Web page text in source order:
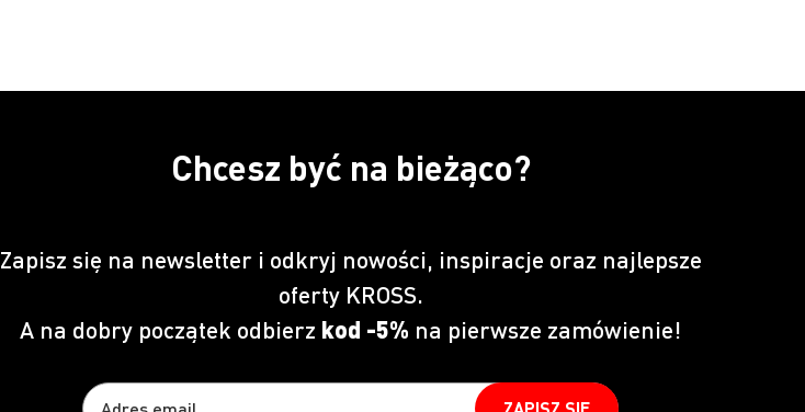
Chcesz być na bieżąco?
Zapisz się na newsletter i odkryj nowości, inspiracje oraz najlepsze
oferty KROSS.
A na dobry początek odbierz kod -5% na pierwsze zamówienie!